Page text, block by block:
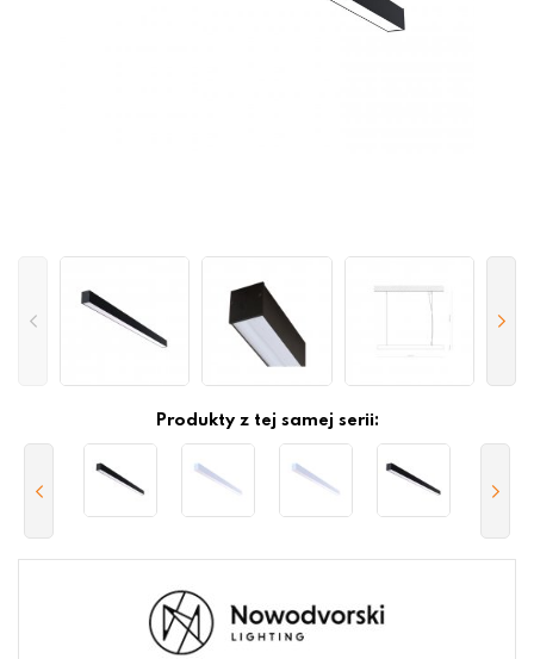
Produkty z tej samej serii: